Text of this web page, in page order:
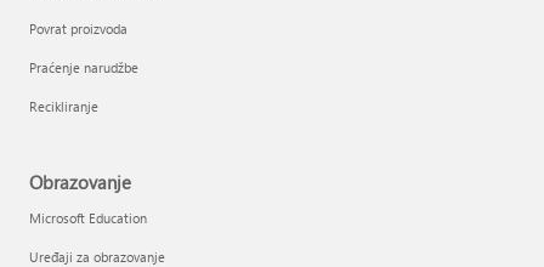
Povrat proizvoda
Praćenje narudžbe
Recikliranje
Obrazovanje
Microsoft Education
Uređaji za obrazovanje